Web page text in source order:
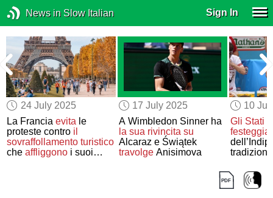
News in Slow Italian Sign In
24 July 2025
La Franciaevita le
proteste contro il
sovraffollamento turistico
cheaffliggono i suoi
17 July 2025
A Wimbledon Sinner ha
la sua rivincita su
Alcaraz e Świątek
travolgeAnisimova
10
Gli Stati